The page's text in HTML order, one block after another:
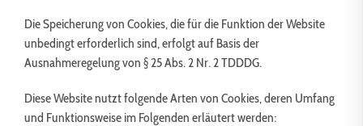
Die Speicherung von Cookies, die für die Funktion der Website
unbedingt erforderlich sind, erfolgt auf Basis der
Ausnahmeregelung von § 25 Abs. 2 Nr. 2 TDDDG.
Diese Website nutzt folgende Arten von Cookies, deren Umfang
und Funktionsweise im Folgenden erläutert werden: